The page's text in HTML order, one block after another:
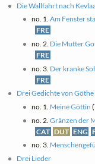
Die Wallfahrt nach
no. 1. Am Fenster
FRE
no. 2. Die Mutter
FRE
no. 3. Der kranke
FRE
Drei Gedichte von
no. 1. Meine Göttin
no. 2. Gränzen der
CAT DUT ENG
no. 3.
Drei Lieder